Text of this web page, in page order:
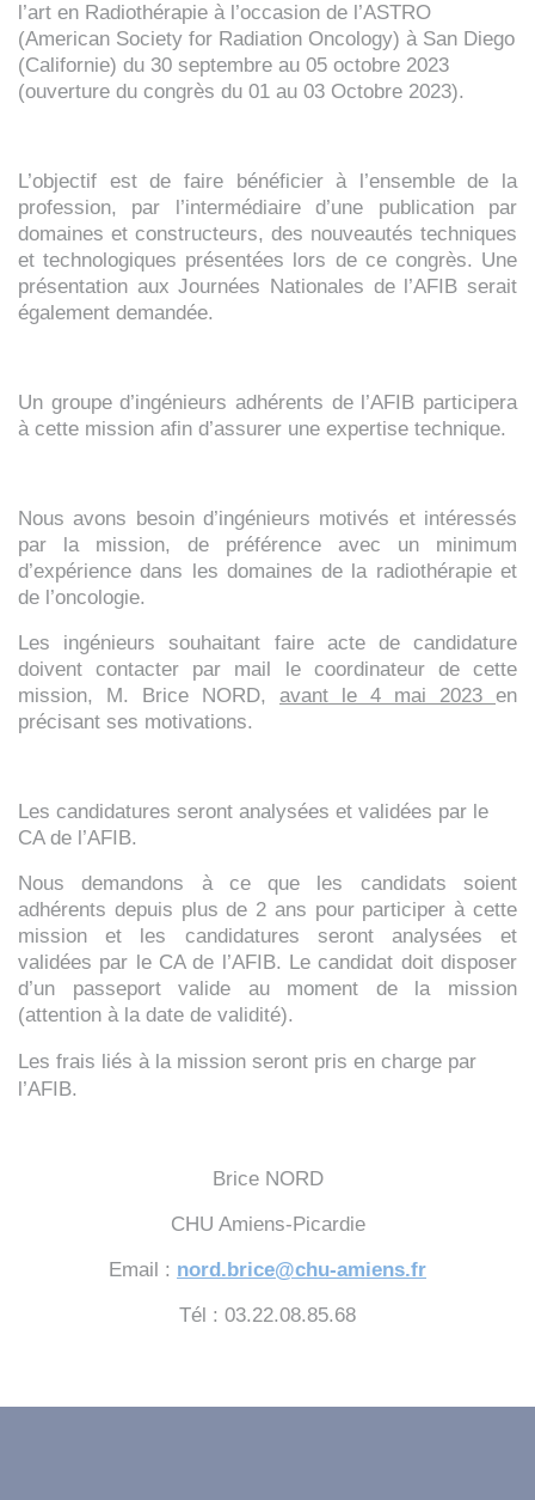
l’art en Radiothérapie à l’occasion de l’ASTRO
(American Society for Radiation Oncology) à San Diego
(Californie) du 30 septembre au 05 octobre 2023
(ouverture du congrès du 01 au 03 Octobre 2023).
L’objectif est de faire bénéficier à l’ensemble de la
profession, par l’intermédiaire d’une publication par
domaines et constructeurs, des nouveautés techniques
et technologiques présentées lors de ce congrès. Une
présentation aux Journées Nationales de l’AFIB serait
également demandée.
Un groupe d’ingénieurs adhérents de l’AFIB participera
à cette mission afin d’assurer une expertise technique.
Nous avons besoin d’ingénieurs motivés et intéressés
par la mission, de préférence avec un minimum
d’expérience dans les domaines de la radiothérapie et
de l’oncologie.
Les ingénieurs souhaitant faire acte de candidature
doivent contacter par mail le coordinateur de cette
mission, M. Brice NORD, avant le 4 mai 2023 en
précisant ses motivations.
Les candidatures seront analysées et validées par le
CA de l’AFIB.
Nous demandons à ce que les candidats soient
adhérents depuis plus de 2 ans pour participer à cette
mission et les candidatures seront analysées et
validées par le CA de l’AFIB. Le candidat doit disposer
d’un passeport valide au moment de la mission
(attention à la date de validité).
Les frais liés à la mission seront pris en charge par
l’AFIB.
Brice NORD
CHU Amiens-Picardie
Email : nord.brice@chu-amiens.fr
Tél : 03.22.08.85.68